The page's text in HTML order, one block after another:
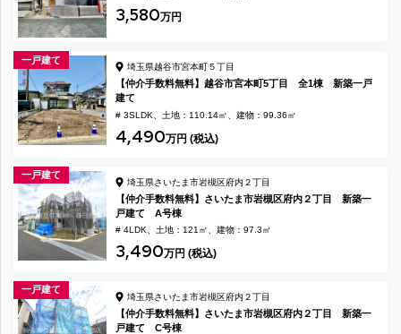
3,580万円
一戸建て
埼玉県越谷市宮本町５丁目
【仲介手数料無料】越谷市宮本町5丁目 全1棟 新築一戸
建て
# 3SLDK 土地：110.14㎡ 建物：99.36㎡
4,490万円 (税込)
一戸建て
埼玉県さいたま市岩槻区府内２丁目
【仲介手数料無料】さいたま市岩槻区府内２丁目 新築一
戸建て A号棟
# 4LDK 土地：121㎡ 建物：97.3㎡
3,490万円 (税込)
一戸建て
埼玉県さいたま市岩槻区府内２丁目
【仲介手数料無料】さいたま市岩槻区府内２丁目 新築一
戸建て C号棟